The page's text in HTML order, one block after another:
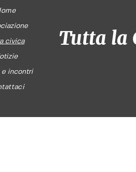
civica
e incontri
Tutta la